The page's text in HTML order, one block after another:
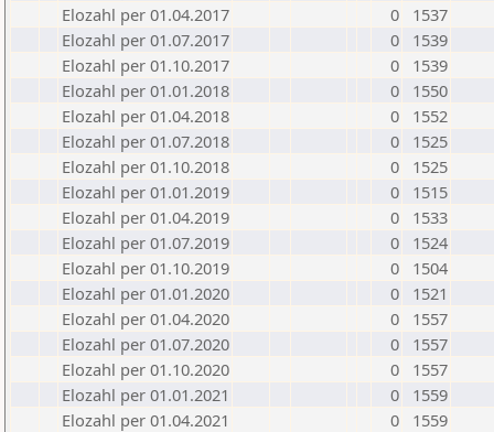
Elozahl per 01.04.2017
0
1537
Elozahl per 01.07.2017
0
1539
Elozahl per 01.10.2017
0
1539
Elozahl per 01.01.2018
0
1550
Elozahl per 01.04.2018
0
1552
Elozahl per 01.07.2018
0
1525
Elozahl per 01.10.2018
0
1525
Elozahl per 01.01.2019
0
1515
Elozahl per 01.04.2019
0
1533
Elozahl per 01.07.2019
0
1524
Elozahl per 01.10.2019
0
1504
Elozahl per 01.01.2020
0
1521
Elozahl per 01.04.2020
0
1557
Elozahl per 01.07.2020
0
1557
Elozahl per 01.10.2020
0
1557
Elozahl per 01.01.2021
0
1559
Elozahl per 01.04.2021
0
1559